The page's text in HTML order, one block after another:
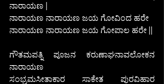
ನಾರಾಯಣ |
ನಾರಾಯಣ ನಾರಾಯಣ ಜಯ ಗೋವಿಂದ ಹರೇ
ನಾರಾಯಣ ನಾರಾಯಣ ಜಯ ಗೋಪಾಲ ಹರೇ ||
ಗೌತಮಪತ್ನಿ ಪೂಜನ ಕರುಣಾಘನಾವಲೋಕನ
ನಾರಾಯಣ
ಸಂಭ್ರಮಸೀತಾಕಾರ ಸಾಕೇತ ಪುರವಿಹಾರ